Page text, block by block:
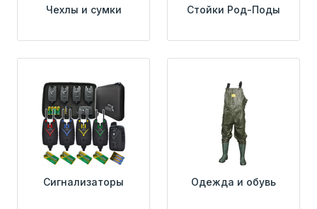
Чехлы и сумки Стойки Род-Поды
Сигнализаторы Одежда и обувь